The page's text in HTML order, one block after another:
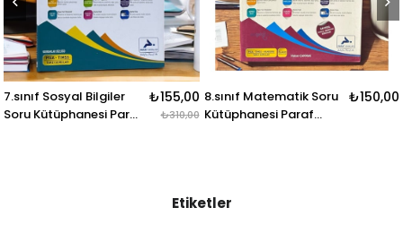
Sosyal Bilgiler
Kütüphanesi Paraf
₺155,00
₺310,00
8.sınıf Matematik Soru
Kütüphanesi Paraf
₺150,00
Etiketler